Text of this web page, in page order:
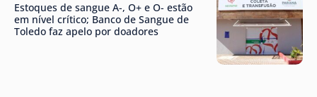
Estoques de sangue A-, O+ e O- estão
em nível crítico; Banco de Sangue de
Toledo faz apelo por doadores